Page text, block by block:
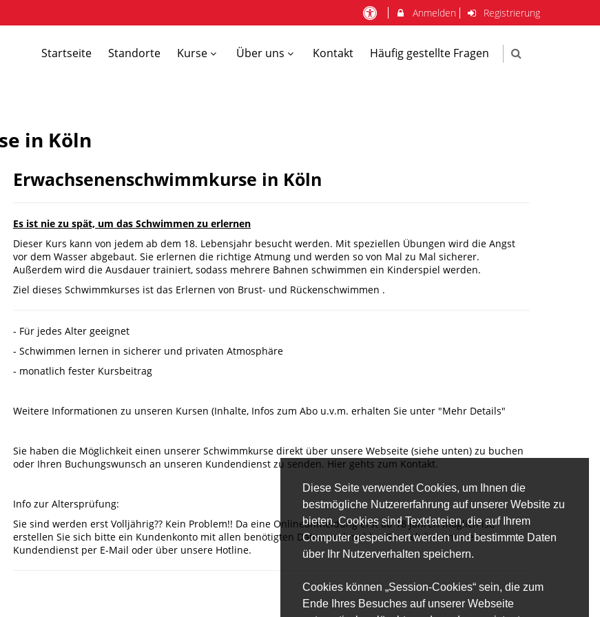
Diese Seite verwendet Cookies, um Ihnen die
bestmögliche Nutzererfahrung auf unserer Website zu
bieten. Cookies sind Textdateien, die auf Ihrem
Computer gespeichert werden und bestimmte Daten
über Ihr Nutzerverhalten speichern.
Cookies können „Session-Cookies“ sein, die zum
Ende Ihres Besuches auf unserer Webseite
Anmelden Registrierung
Startseite Standorte Kurse Über uns Kontakt Häufig gestellte Fragen
in Köln
Erwachsenenschwimmkurse in Köln
Es ist nie zu spät, um das Schwimmen zu erlernen
Dieser Kurs kann von jedem ab dem 18. Lebensjahr besucht werden. Mit speziellen Übungen wird die Angst
vor dem Wasser abgebaut. Sie erlernen die richtige Atmung und werden so von Mal zu Mal sicherer.
Außerdem wird die Ausdauer trainiert, sodass mehrere Bahnen schwimmen ein Kinderspiel werden.
Ziel dieses Schwimmkurses ist das Erlernen von Brust- und Rückenschwimmen .
- Für jedes Alter geeignet
- Schwimmen lernen in sicherer und privaten Atmosphäre
- monatlich fester Kursbeitrag
Weitere Informationen zu unseren Kursen (Inhalte, Infos zum Abo u.v.m. erhalten Sie unter "Mehr Details"
Sie haben die Möglichkeit einen unserer Schwimmkurse direkt über unsere Webseite (siehe unten) zu buchen
oder Ihren Buchungswunsch an unseren Kundendienst zu senden. Hier gehts zum Kontakt.
Info zur Altersprüfung:
Sie sind werden erst Volljährig?? Kein Problem!! Da eine Onlineanmeldung erst ab 18 Jahren möglich ist,
erstellen Sie sich bitte ein Kundenkonto mit allen benötigten Daten und melden Sie sich bei unserem
Kundendienst per E-Mail oder über unsere Hotline.